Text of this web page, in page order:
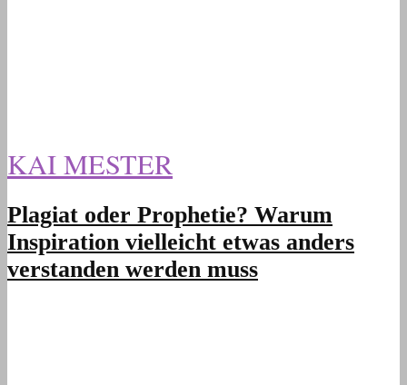
KAI MESTER
Plagiat oder Prophetie? Warum
Inspiration vielleicht etwas anders
verstanden werden muss